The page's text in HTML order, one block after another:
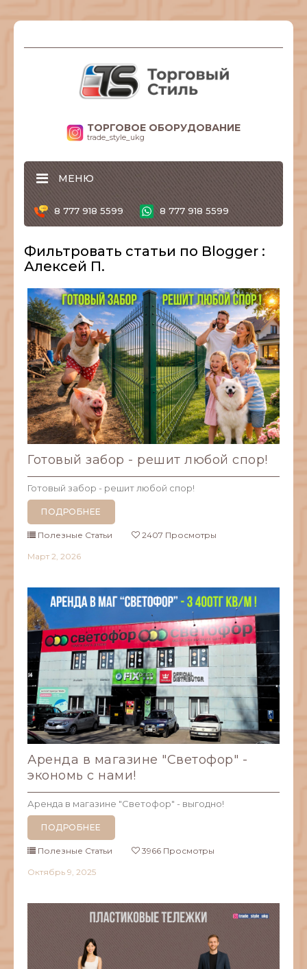
ТОРГОВОЕ ОБОРУДОВАНИЕ
trade_style_ukg
МЕНЮ
8 777 918 5599 8 777 918 5599
Фильтровать статьи по Blogger :
Алексей П.
Готовый забор - решит любой спор!
Готовый забор - решит любой спор!
ПОДРОБНЕЕ
Полезные Статьи 2407 Просмотры
Март2, 2026
Аренда в магазине "Светофор" -
экономь с нами!
Аренда в магазине "Светофор" - выгодно!
ПОДРОБНЕЕ
Полезные Статьи 3966 Просмотры
Октябрь 9, 2025